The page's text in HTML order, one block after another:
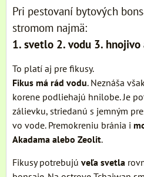
Pri pestovaní bytových
stromom najmä:
1. svetlo 2. vodu 3. hnojivo
To platí aj pre fikusy.
Fikus má rád vodu. Neznáša
korene podliehajú hnilobe. Je
zálievku, striedanú s jemným
vo vode. Premokreniu bránia i
Akadama alebo Zeolit.
Fikusy potrebujú veľa svetla